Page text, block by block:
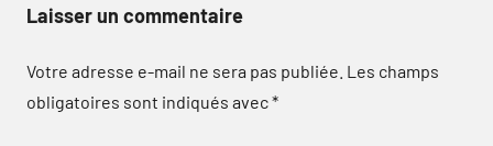
Laisser un commentaire
Votre adresse e-mail ne sera pas publiée. Les champs
obligatoires sont indiqués avec*